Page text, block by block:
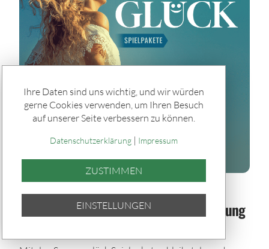
Sommerglück im Paket: Bei jeder Ziehung
Ihre Daten sind uns wichtig, und wir würden
gerne Cookies verwenden, um Ihren Besuch
auf unserer Seite verbessern zu können.
Datenschutzerklärung| Impressum
ZUSTIMMEN
EINSTELLUNGEN